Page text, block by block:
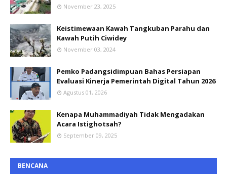
November 23, 2025
Keistimewaan Kawah Tangkuban Parahu dan
Kawah Putih Ciwidey
November 03, 2024
Pemko Padangsidimpuan Bahas Persiapan
Evaluasi Kinerja Pemerintah Digital Tahun 2026
Agustus 01, 2026
Kenapa Muhammadiyah Tidak Mengadakan
Acara Istighotsah?
September 09, 2025
BENCANA